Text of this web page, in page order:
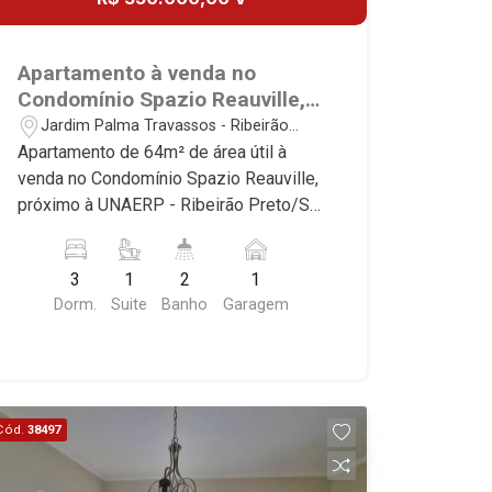
Apartamento à venda no
Condomínio Spazio Reauville,
próximo à UNAERP - Ribeirão
Preto/SP
Jardim Palma Travassos - Ribeirão
Preto/SP
Apartamento de 64m² de área útil à
venda no Condomínio Spazio Reauville,
próximo à UNAERP - Ribeirão Preto/SP
imóvel que a Martinelli Imobiliária
selecionou para você: - 64m² de área
útil - 3 dormitórios com armários sendo
Imobiliária, referência no mercado
imobiliário desde 2000! Avenida João
Fiúsa, 1051 - Alto da Boa Vista |
3
Dorm.
1
Suite
2
Banho
1
Garagem
38497